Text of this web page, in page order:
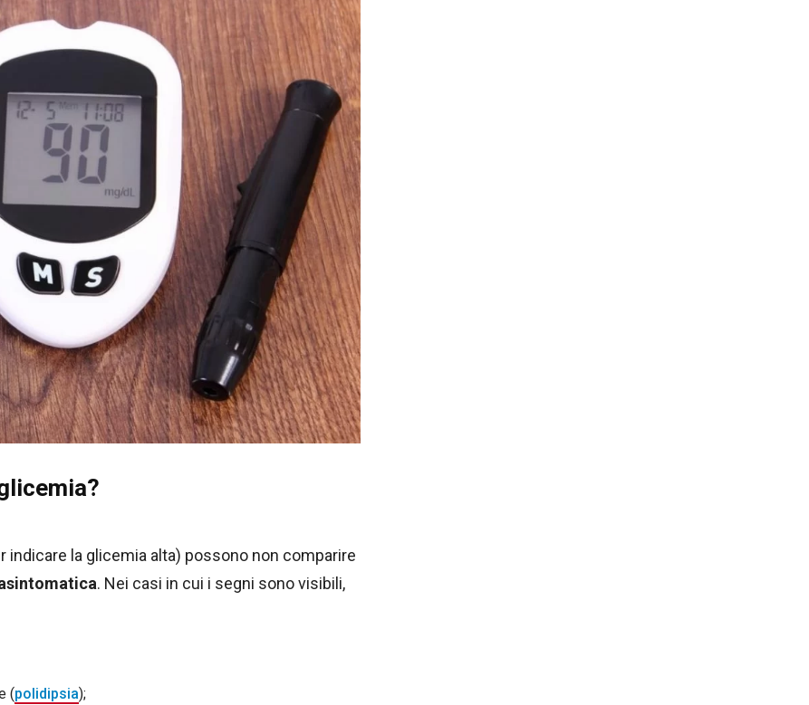
indicare la glicemia alta) possono non comparire
. Nei casi in cui i segni sono visibili,
(polidipsia);